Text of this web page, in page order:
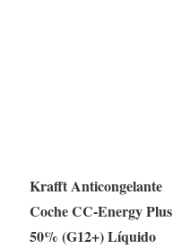
Krafft Anticongelante
Coche CC-Energy Plus
50% (G12+) Líquido